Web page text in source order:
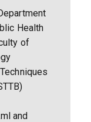
Health
of
and